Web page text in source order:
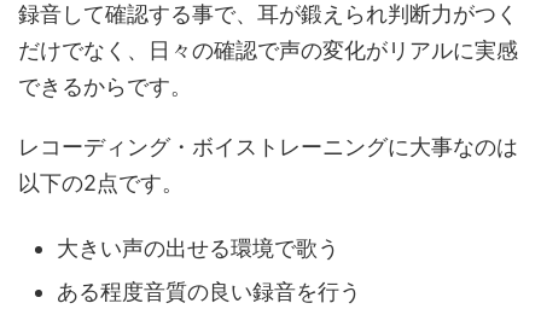
録音して確認する事で、耳が鍛えられ判断力がつく
だけでなく、日々の確認で声の変化がリアルに実感
できるからです。
レコーディング・ボイストレーニングに大事なのは
以下の2点です。
大きい声の出せる環境で歌う
ある程度音質の良い録音を行う